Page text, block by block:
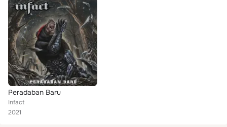
Peradaban Baru
Infact
2021